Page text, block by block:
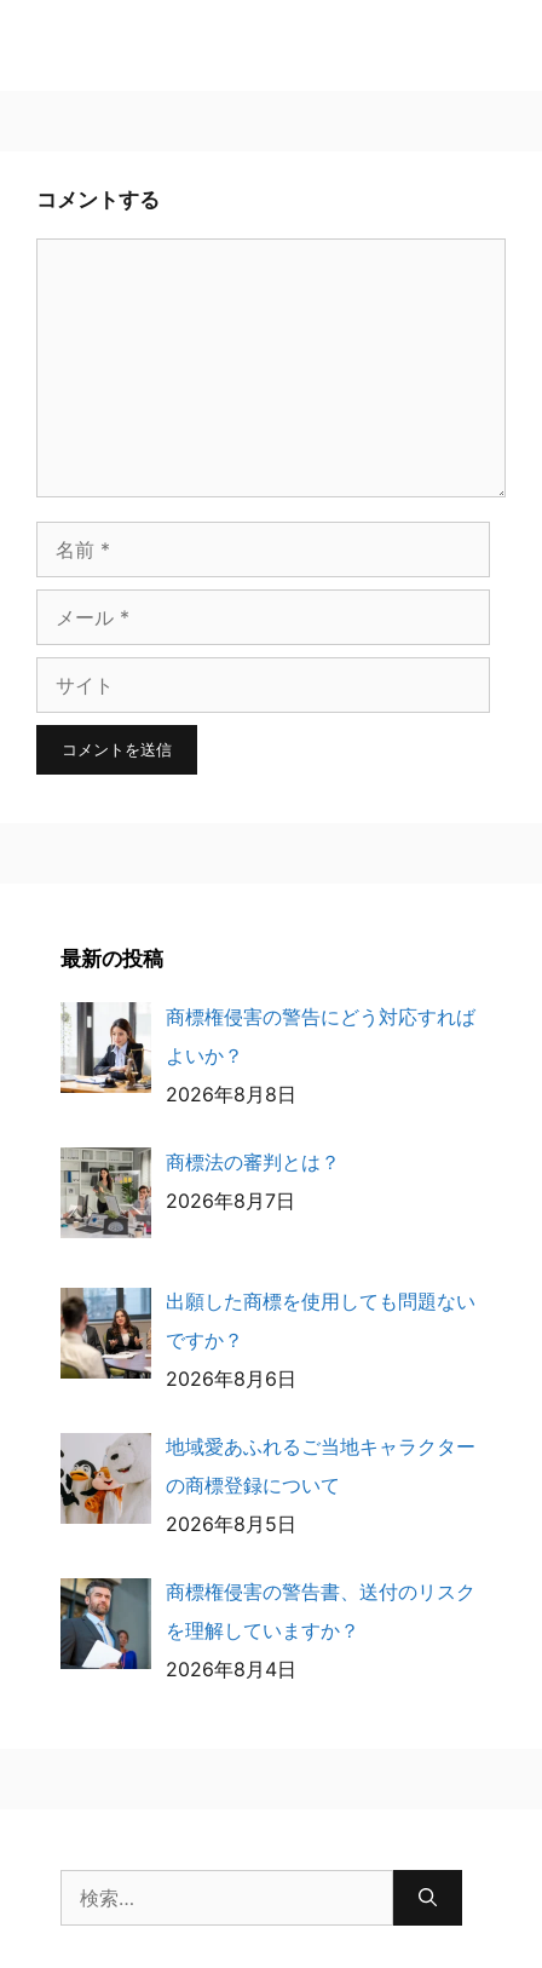
コメントする
前
ー
イ
最新の投稿
商標権侵害の警告にどう対応すれば
よいか？
2026年8月8日
商標法の審判とは？
2026年8月7日
出願した商標を使用しても問題ない
ですか？
2026年8月6日
地域愛あふれるご当地キャラクター
の商標登録について
2026年8月5日
商標権侵害の警告書、送付のリスク
を理解していますか？
2026年8月4日
索: